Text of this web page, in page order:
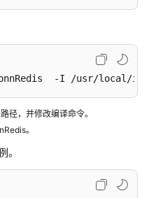
,
, reply->str);
-I /usr/local/
径，并修改编译命令。
。
。